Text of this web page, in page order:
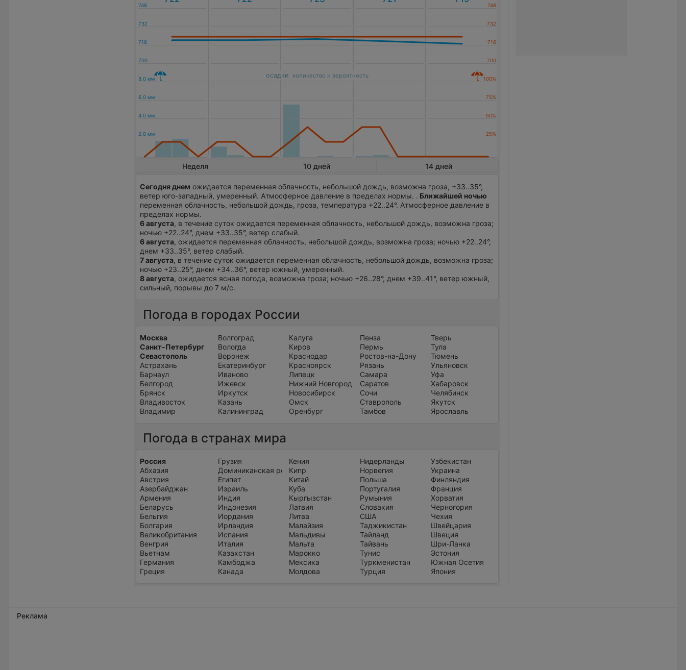
осадки количество и вероятность
Неделя 10 дней 14 дней
Сегодня днем ожидается переменная облачность, небольшой дождь, возможна гроза, +33..35°,
ветер юго-западный, умеренный. Атмосферное давление в пределах нормы. . Ближайшей ночью
переменная облачность, небольшой дождь, гроза, температура +22..24°. Атмосферное давление в
пределах нормы.
6 августа, в течение суток ожидается переменная облачность, небольшой дождь, возможна гроза;
ночью +22..24°, днем +33..35°, ветер слабый.
6 августа, ожидается переменная облачность, небольшой дождь, возможна гроза; ночью +22..24°,
днем +33..35°, ветер слабый.
7 августа, в течение суток ожидается переменная облачность, небольшой дождь, возможна гроза;
ночью +23..25°, днем +34..36°, ветер южный, умеренный.
8 августа, ожидается ясная погода, возможна гроза; ночью +26..28°, днем +39..41°, ветер южный,
сильный, порывы до 7 м/с.
Погода в городах России
Москва
Санкт-Петербург
Севастополь
Астрахань
Барнаул
Белгород
Брянск
Владивосток
Владимир
Волгоград
Вологда
Воронеж
Екатеринбург
Иваново
Ижевск
Иркутск
Казань
Калининград
Калуга
Киров
Краснодар
Красноярск
Липецк
Нижний Новгород
Новосибирск
Омск
Оренбург
Пенза
Пермь
Ростов-на-Дону
Рязань
Самара
Саратов
Сочи
Ставрополь
Тамбов
Тверь
Тула
Тюмень
Ульяновск
Уфа
Хабаровск
Челябинск
Якутск
Ярославль
Погода в странах мира
Россия
Абхазия
Австрия
Азербайджан
Армения
Беларусь
Бельгия
Болгария
Великобритания
Венгрия
Вьетнам
Германия
Греция
Грузия
Доминиканская республика
Египет
Израиль
Индия
Индонезия
Иордания
Ирландия
Испания
Италия
Казахстан
Камбоджа
Канада
Кения
Кипр
Китай
Куба
Кыргызстан
Латвия
Литва
Малайзия
Мальдивы
Мальта
Марокко
Мексика
Молдова
Нидерланды
Норвегия
Польша
Португалия
Румыния
Словакия
США
Таджикистан
Тайланд
Тайвань
Тунис
Туркменистан
Турция
Узбекистан
Украина
Финляндия
Франция
Хорватия
Черногория
Чехия
Швейцария
Швеция
Шри-Ланка
Эстония
Южная Осетия
Япония
Реклама